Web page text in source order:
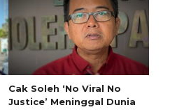
Cak Soleh ‘No Viral No
Justice’ Meninggal Dunia